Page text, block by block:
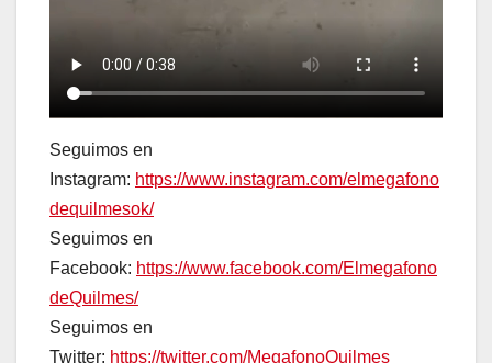
Seguimos en
Instagram: https://www.instagram.com/elmegafono
dequilmesok/
Seguimos en
Facebook: https://www.facebook.com/Elmegafono
deQuilmes/
Seguimos en
Twitter: https://twitter.com/MegafonoQuilmes